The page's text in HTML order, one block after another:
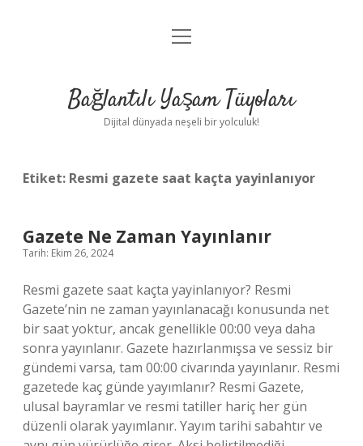
Anasayfa
Yasal Uyarı
menüyü
Bağlantılı Yaşam Tüyoları
Dijital dünyada neşeli bir yolculuk!
Etiket: Resmi gazete saat kaçta yayinlanıyor
Gazete Ne Zaman Yayınlanır
Tarih: Ekim 26, 2024
Resmi gazete saat kaçta yayinlanıyor? Resmi
Gazete’nin ne zaman yayınlanacağı konusunda net
bir saat yoktur, ancak genellikle 00:00 veya daha
sonra yayınlanır. Gazete hazırlanmışsa ve sessiz bir
gündemi varsa, tam 00:00 civarında yayınlanır. Resmi
gazetede kaç günde yayımlanır? Resmi Gazete,
ulusal bayramlar ve resmi tatiller hariç her gün
düzenli olarak yayımlanır. Yayım tarihi sabahtır ve